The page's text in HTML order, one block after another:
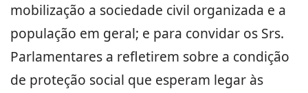
mobilização a sociedade civil organizada e a
população em geral; e para convidar os Srs.
Parlamentares a refletirem sobre a condição
de proteção social que esperam legar às